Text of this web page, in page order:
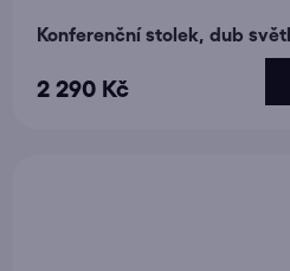
Konferenční stolek, dub
2 290 Kč